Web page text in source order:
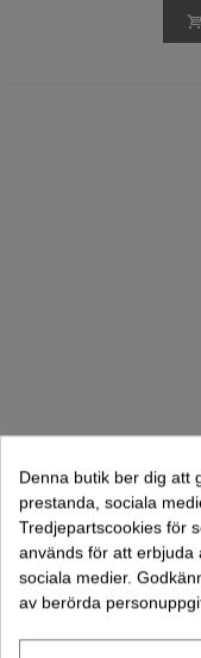
Bult Med
Skalle
Denna butik ber dig att
prestanda, sociala
Tredjepartscookies för
används för att erbjuda
sociala medier.
av berörda